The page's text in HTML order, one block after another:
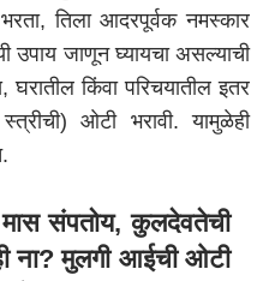
तिला आदरपूर्वक नमस्कार
उपाय जाणून घ्यायचा असल्याची
किंवा परिचयातील इतर
ओटी भरावी. यामुळेही
संपतोय, कुलदेवतेची
ना? मुलगी आईची ओटी